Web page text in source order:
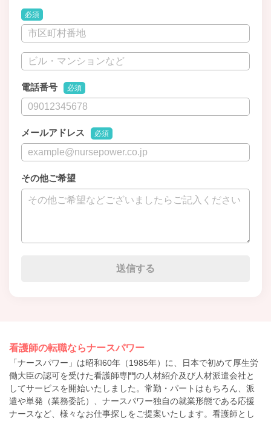
必須
電話番号 必須
メールアドレス 必須
その他ご希望
看護師の転職ならナースパワー
「ナースパワー」は昭和60年（1985年）に、日本で初めて厚生労
働大臣の認可を受けた看護師専門の人材紹介及び人材派遣会社と
してサービスを開始いたしました。常勤・パートはもちろん、派
遣や単発（業務委託）、ナースパワー独自の就業形態である応援
ナースなど、様々なお仕事探しをご提案いたします。看護師とし